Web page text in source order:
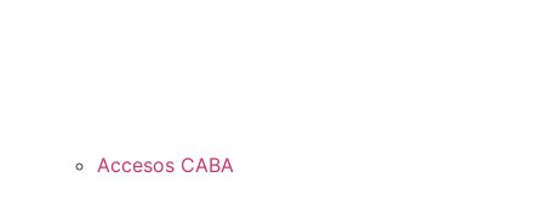
Accesos CABA